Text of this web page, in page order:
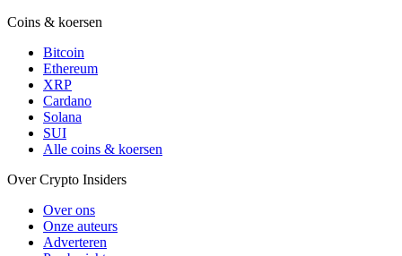
Coins & koersen
Bitcoin
Ethereum
XRP
Cardano
Solana
SUI
Alle coins & koersen
Over Crypto Insiders
Over ons
Onze auteurs
Adverteren